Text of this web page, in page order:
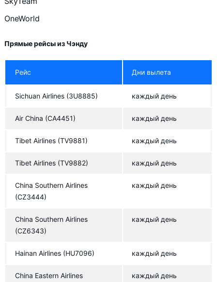
Air China
China Eastern Airlines
Etihad Airways
Qatar Airways
China Southern Airlines
China Southern Airlines
Orient Thai Airlines
KLM
AirAsia X
Lufthansa
S7 Airlines
Nok Air
OneWorld
Прямые рейсы из Чэнду
Рейс Дни вылета
Sichuan Airlines (3U8885) каждый день
Air China (CA4451) каждый день
Tibet Airlines (TV9881) каждый день
Tibet Airlines (TV9882) каждый день
China Southern Airlines
(CZ3444)
каждый день
China Southern Airlines
(CZ6343)
каждый день
Hainan Airlines (HU7096) каждый день
China Eastern Airlines
каждый день